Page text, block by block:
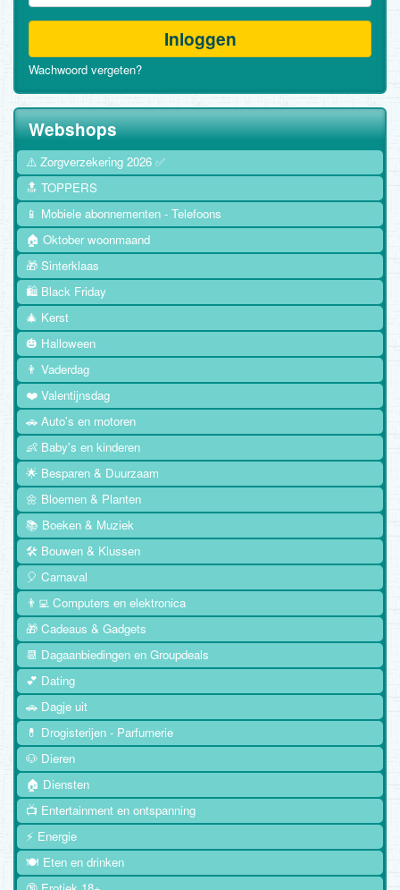
Inloggen
Wachwoord vergeten?
Webshops
⚠️ Zorgverzekering 2026 ✅
🔝 TOPPERS
📱 Mobiele abonnementen - Telefoons
🏠 Oktober woonmaand
🎁 Sinterklaas
🛍️ Black Friday
🎄 Kerst
🎃 Halloween
👨 Vaderdag
❤️ Valentijnsdag
🚗 Auto's en motoren
👶 Baby's en kinderen
🌟 Besparen & Duurzaam
🌼 Bloemen & Planten
📚 Boeken & Muziek
🛠️ Bouwen & Klussen
🎈 Carnaval
👨‍💻 Computers en elektronica
🎁 Cadeaus & Gadgets
📆 Dagaanbiedingen en Groupdeals
💕 Dating
🚗 Dagje uit
💊 Drogisterijen - Parfumerie
🐶 Dieren
🏠 Diensten
📺 Entertainment en ontspanning
⚡ Energie
🍽️ Eten en drinken